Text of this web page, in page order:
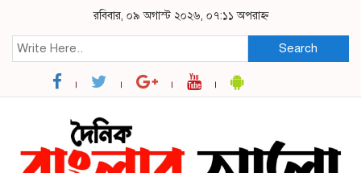
রবিবার, ০৯ অগাস্ট ২০২৬, ০৭:১১ অপরাহ্ন
Search